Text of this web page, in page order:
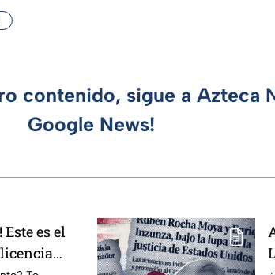
contenido, sigue a Azteca
Google News!
Este es el